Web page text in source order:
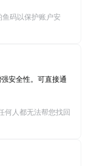
码以保护账户安
安全性。可直接通
何人都无法帮您找回